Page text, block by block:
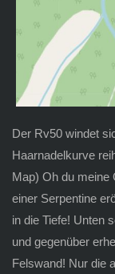
Der Rv50 windet
Haarnadelkurve
Map) Oh du meine
einer Serpentine
in die Tiefe! Unten
und gegenüber
Felswand! Nur die